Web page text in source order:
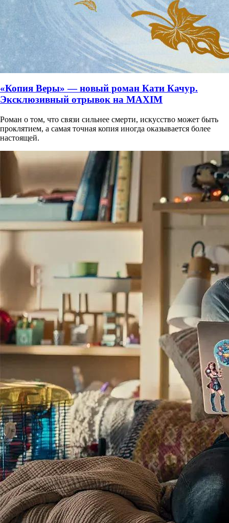
«Копия Веры» — новый роман Кати Качур.
Эксклюзивный отрывок на MAXIM
Роман о том, что связи сильнее смерти, искусство может быть
проклятием, а самая точная копия иногда оказывается более
настоящей.